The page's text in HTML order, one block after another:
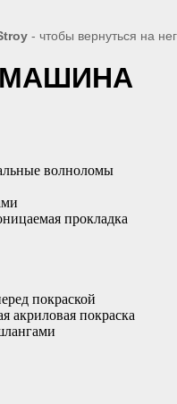
- чтобы вернуться на
МАШИНА
волноломы
прокладка
покраской
акриловая покраска